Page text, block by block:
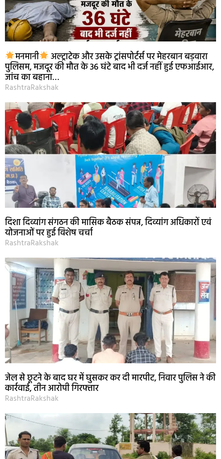
मनमानी अल्ट्राटेक और उसके ट्रांसपोर्टर्स पर मेहरबान बड़वारा
पुलिसम, मजदूर की मौत के 36 घंटे बाद भी दर्ज नहीं हुई एफआईआर,
जांच का बहाना…
RashtraRakshak
दिशा दिव्यांग संगठन की मासिक बैठक संपन्न, दिव्यांग अधिकारों एवं
योजनाओं पर हुई विशेष चर्चा
RashtraRakshak
जेल से छूटने के बाद घर में घुसकर कर दी मारपीट, निवार पुलिस ने की
कार्रवाई, तीन आरोपी गिरफ्तार
RashtraRakshak